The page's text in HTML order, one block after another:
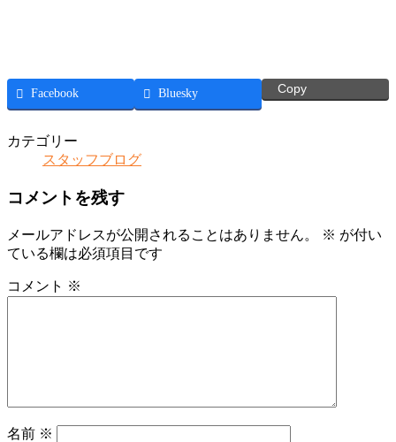
Facebook Bluesky Copy
カテゴリー
スタッフブログ
コメントを残す
メールアドレスが公開されることはありません。 ※ が付い
ている欄は必須項目です
コメント ※
名前 ※